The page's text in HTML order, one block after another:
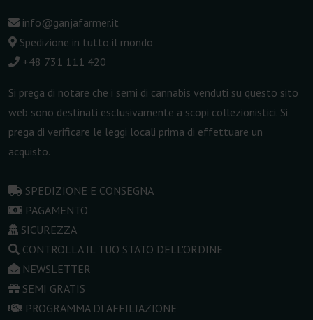
info@ganjafarmer.it
Spedizione in tutto il mondo
+48 731 111 420
Si prega di notare che i semi di cannabis venduti su questo sito
web sono destinati esclusivamente a scopi collezionistici. Si
prega di verificare le leggi locali prima di effettuare un
acquisto.
SPEDIZIONE E CONSEGNA
PAGAMENTO
SICUREZZA
CONTROLLA IL TUO STATO DELL'ORDINE
NEWSLETTER
SEMI GRATIS
PROGRAMMA DI AFFILIAZIONE